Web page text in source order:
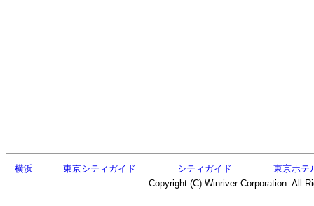
横浜 東京シティガイド シティガイド
東京ホテ
Copyright (C) Winriver Corporation. All